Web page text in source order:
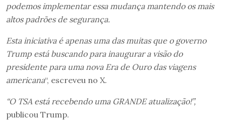
podemos implementar essa mudança mantendo os mais
altos padrões de segurança.
Esta iniciativa é apenas uma das muitas que o governo
Trump está buscando para inaugurar a visão do
presidente para uma nova Era de Ouro das viagens
americana“, escreveu no X.
“O TSA está recebendo uma GRANDE atualização!”,
publicou Trump.